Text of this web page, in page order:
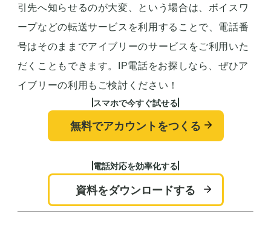
引先へ知らせるのが大変、という場合は、ボイスワ
ープなどの転送サービスを利用することで、電話番
号はそのままでアイブリーのサービスをご利用いた
だくこともできます。IP電話をお探しなら、ぜひア
イブリーの利用もご検討ください！
スマホで今すぐ試せる
無料でアカウントをつくる
電話対応を効率化する
資料をダウンロードする